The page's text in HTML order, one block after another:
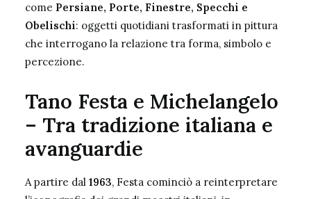
come Persiane, Porte, Finestre, Specchi e
Obelischi: oggetti quotidiani trasformati in pittura
che interrogano la relazione tra forma, simbolo e
percezione.
Tano Festa e Michelangelo
– Tra tradizione italiana e
avanguardie
A partire dal 1963, Festa cominciò a reinterpretare